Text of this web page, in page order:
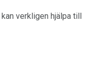
kan verkligen hjälpa till